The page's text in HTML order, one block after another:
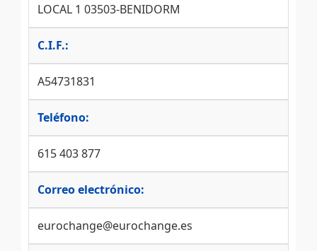
LOCAL 1 03503-BENIDORM
C.I.F.:
A54731831
Teléfono:
615 403 877
Correo electrónico:
eurochange@eurochange.es